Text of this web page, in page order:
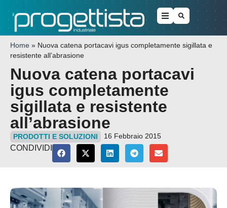
Home » Nuova catena portacavi igus completamente sigillata e
resistente all’abrasione
Nuova catena portacavi
igus completamente
sigillata e resistente
all’abrasione
PRODOTTI E SOLUZIONI 16 Febbraio 2015
CONDIVIDI